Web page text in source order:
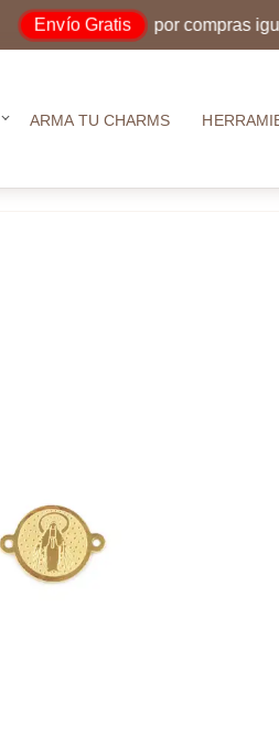
Envío Gratis por compras iguales
ARMA TU CHARMS